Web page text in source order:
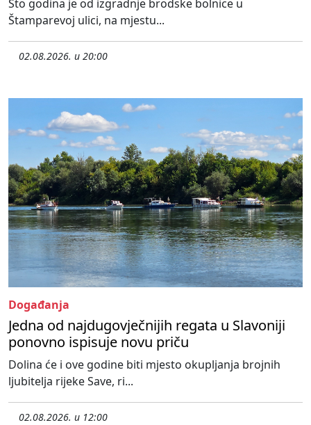
Sto godina je od izgradnje brodske bolnice u
Štamparevoj ulici, na mjestu...
02.08.2026. u 20:00
Događanja
Jedna od najdugovječnijih regata u Slavoniji
ponovno ispisuje novu priču
Dolina će i ove godine biti mjesto okupljanja brojnih
ljubitelja rijeke Save, ri...
02.08.2026. u 12:00